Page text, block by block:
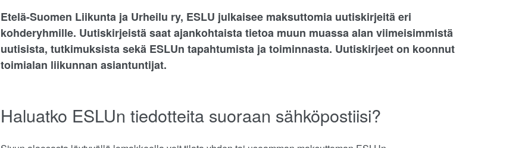
Etelä-Suomen Liikunta ja Urheilu ry, ESLU julkaisee maksuttomia uutiskirjeitä eri
kohderyhmille. Uutiskirjeistä saat ajankohtaista tietoa muun muassa alan viimeisimmistä
uutisista, tutkimuksista sekä ESLUn tapahtumista ja toiminnasta. Uutiskirjeet on koonnut
toimialan liikunnan asiantuntijat.
Haluatko ESLUn tiedotteita suoraan sähköpostiisi?